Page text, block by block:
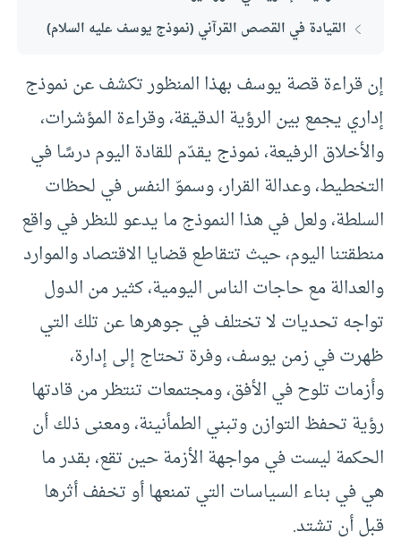
القيادة في القصص القرآني (نموذج يوسف عليه السلام)
إن قراءة قصة يوسف بهذا المنظور تكشف عن نموذج
إداري يجمع بين الرؤية الدقيقة، وقراءة المؤشرات،
والأخلاق الرفيعة، نموذج يقدّم للقادة اليوم درسًا في
التخطيط، وعدالة القرار، وسموّ النفس في لحظات
السلطة، ولعل في هذا النموذج ما يدعو للنظر في واقع
منطقتنا اليوم، حيث تتقاطع قضايا الاقتصاد والموارد
والعدالة مع حاجات الناس اليومية، كثير من الدول
تواجه تحديات لا تختلف في جوهرها عن تلك التي
ظهرت في زمن يوسف، وفرة تحتاج إلى إدارة،
وأزمات تلوح في الأفق، ومجتمعات تنتظر من قادتها
رؤية تحفظ التوازن وتبني الطمأنينة، ومعنى ذلك أن
الحكمة ليست في مواجهة الأزمة حين تقع، بقدر ما
هي في بناء السياسات التي تمنعها أو تخفف أثرها
قبل أن تشتد.